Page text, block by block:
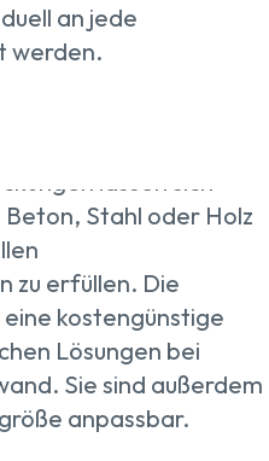
an jede
werden.
Stahl oder Holz
zu erfüllen. Die
kostengünstige
Lösungen bei
Sie sind außerdem
anpassbar.